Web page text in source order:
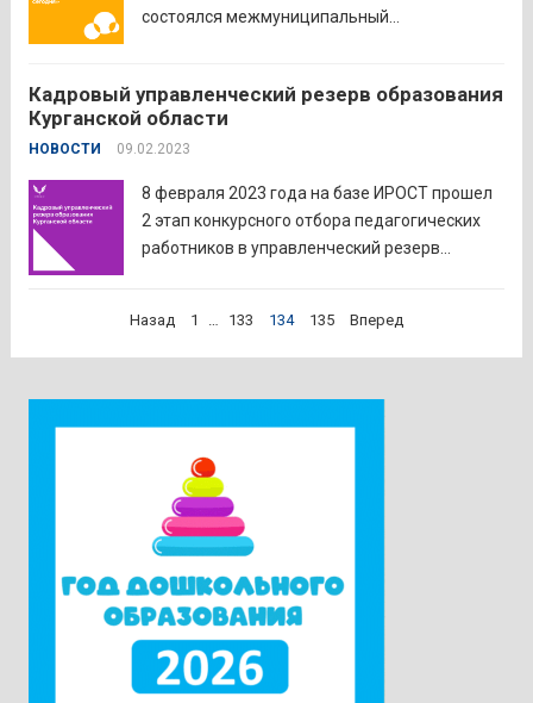
состоялся межмуниципальный
века: будущее начинается сегодня». Семинар
проводился в целях выявления, поддержки,
поощрения и распространения
результативного опыта работы
педагогических работников дошкольных...
Читать дальше
Кадровый управленческий резерв образования
Курганской области
НОВОСТИ 09.02.2023
8 февраля 2023 года на базе ИРОСТ прошел
2 этап конкурсного отбора педагогических
работников в управленческий резерв
этапа конкурса Белозерского
муниципального округа. По итогам деловой
Назад 1 … 133 134 135 Вперед